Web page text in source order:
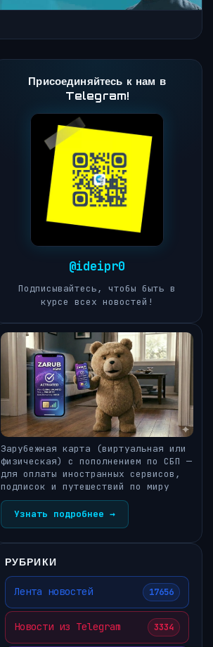
Присоединяйтесь к нам в
Telegram!
@ideipr0
Подписывайтесь, чтобы быть в
курсе всех новостей!
Зарубежная карта (виртуальная или
физическая) с пополнением по СБП —
для оплаты иностранных сервисов,
подписок и путешествий по миру
Узнать подробнее →
РУБРИКИ
Лента новостей 17656
Новости из Telegram 3334